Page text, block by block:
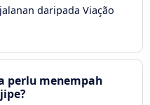
daripada Viação
perlu menempah